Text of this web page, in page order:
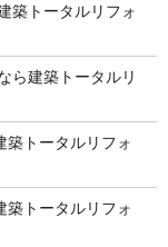
築トータルリフォ
ら建築トータルリ
築トータルリフォ
築トータルリフォ